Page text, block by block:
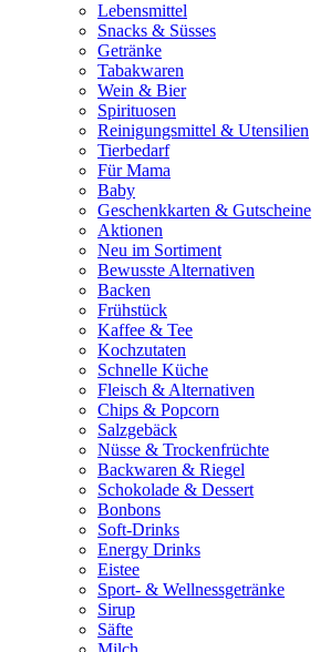
Lebensmittel
Snacks & Süsses
Getränke
Tabakwaren
Wein & Bier
Spirituosen
Reinigungsmittel & Utensilien
Tierbedarf
Für Mama
Baby
Geschenkkarten & Gutscheine
Aktionen
Neu im Sortiment
Bewusste Alternativen
Backen
Frühstück
Kaffee & Tee
Kochzutaten
Schnelle Küche
Fleisch & Alternativen
Chips & Popcorn
Salzgebäck
Nüsse & Trockenfrüchte
Backwaren & Riegel
Schokolade & Dessert
Bonbons
Soft-Drinks
Energy Drinks
Eistee
Sport- & Wellnessgetränke
Sirup
Säfte